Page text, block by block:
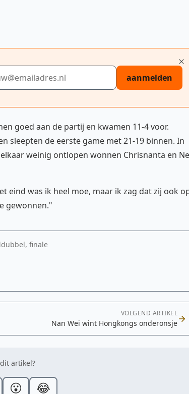
aanmelden
goed aan de partij en kwamen 11-4 voor.
sleepten de eerste game met 21-19 binnen. In
weinig ontlopen wonnen Chrisnanta en
eind was ik heel moe, maar ik zag dat zij ook
gewonnen."
finale
VOLGEND ARTIKEL
Nan Wei wint Hongkongs onderonsje
artikel?
😮 😂